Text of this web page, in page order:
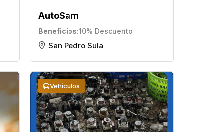
AutoSam
Beneficios 10% Descuento
San Pedro Sula
Vehículos